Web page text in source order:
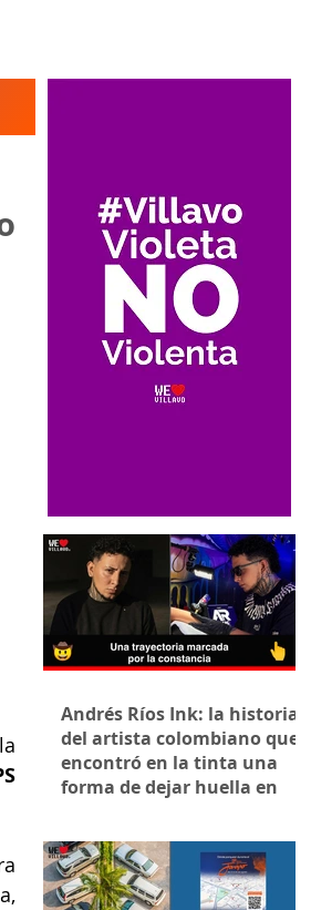
Andrés Ríos Ink: la historia
del artista colombiano que
encontró en la tinta una
forma de dejar huella en